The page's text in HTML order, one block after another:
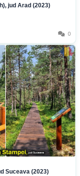
jud Arad (2023)
0
Suceava (2023)